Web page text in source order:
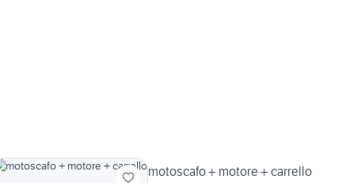
motoscafo + motore + carrello